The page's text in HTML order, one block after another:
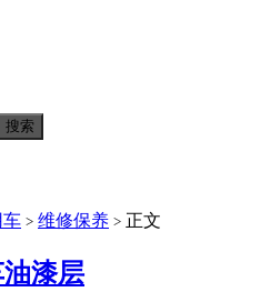
车 > 维修保养 > 正文
漆层